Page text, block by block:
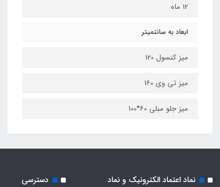
12 ماه
ابعاد به سانتمیتر
میز کنسول 120
میز تی وی 160
میز جلو مبلی 60*100
نماد اعتماد الکترونیک و نماد
دسترسی